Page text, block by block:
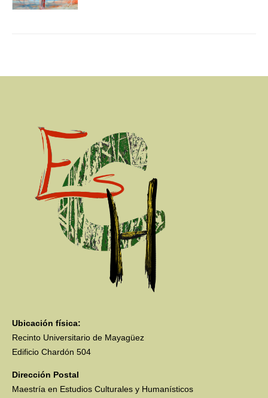
Ubicación física:
Recinto Universitario de Mayagüez
Edificio Chardón 504
Dirección Postal
Maestría en Estudios Culturales y Humanísticos